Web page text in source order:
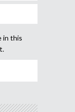
in this